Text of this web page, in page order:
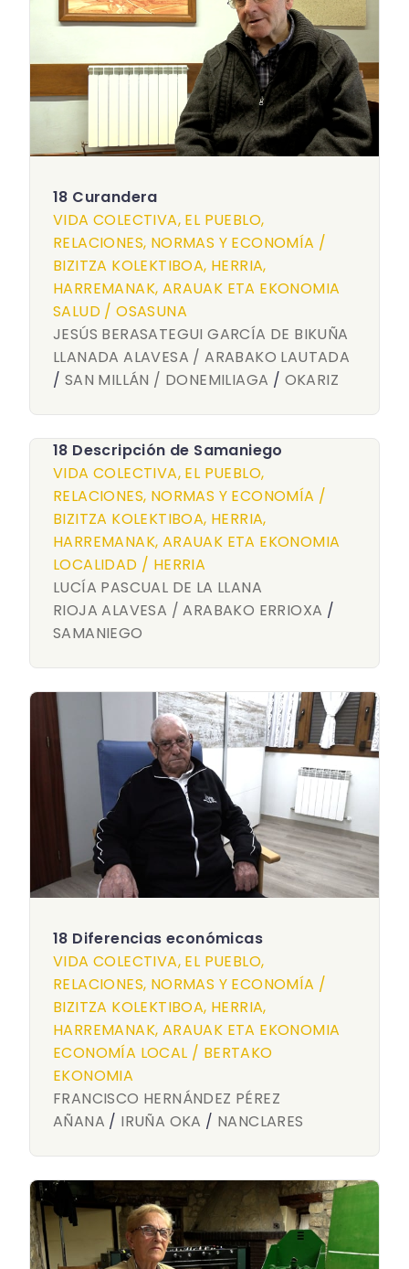
18 Curandera
VIDA COLECTIVA, EL PUEBLO,
RELACIONES, NORMAS Y ECONOMÍA /
BIZITZA KOLEKTIBOA, HERRIA,
HARREMANAK, ARAUAK ETA EKONOMIA
SALUD / OSASUNA
JESÚS BERASATEGUI GARCÍA DE BIKUÑA
LLANADA ALAVESA / ARABAKO LAUTADA
/ SAN MILLÁN / DONEMILIAGA / OKARIZ
18 Descripción de Samaniego
VIDA COLECTIVA, EL PUEBLO,
RELACIONES, NORMAS Y ECONOMÍA /
BIZITZA KOLEKTIBOA, HERRIA,
HARREMANAK, ARAUAK ETA EKONOMIA
LOCALIDAD / HERRIA
LUCÍA PASCUAL DE LA LLANA
RIOJA ALAVESA / ARABAKO ERRIOXA /
SAMANIEGO
18 Diferencias económicas
VIDA COLECTIVA, EL PUEBLO,
RELACIONES, NORMAS Y ECONOMÍA /
BIZITZA KOLEKTIBOA, HERRIA,
HARREMANAK, ARAUAK ETA EKONOMIA
ECONOMÍA LOCAL / BERTAKO
EKONOMIA
FRANCISCO HERNÁNDEZ PÉREZ
AÑANA / IRUÑA OKA / NANCLARES